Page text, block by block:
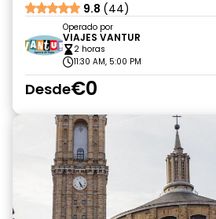
9.8 (44)
Operado por
VIAJES VANTUR
2 horas
11:30 AM, 5:00 PM
Desde€0